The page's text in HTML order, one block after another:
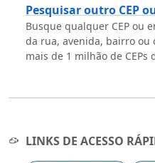
Pesquisar outro CEP
Busque qualquer CEP ou
da rua, avenida, bairro ou
mais de 1 milhão de CEPs
LINKS DE ACESSO